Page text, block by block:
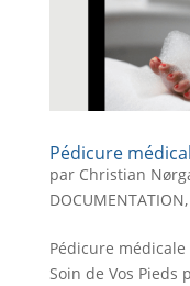
Pédicure
par Christian
DOCUMENTATION,
Pédicure
Soin de Vos Pieds